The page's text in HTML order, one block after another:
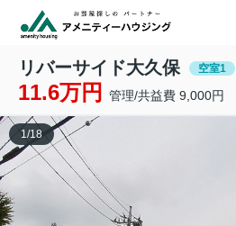
リバーサイド大久保 空室1
11.6万円 管理/共益費 9,000円
1/18